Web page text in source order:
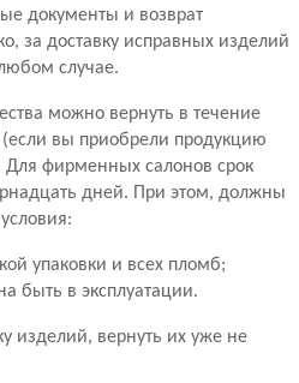
документы и возврат
за доставку исправных изделий
случае.
можно вернуть в течение
вы приобрели продукцию
Для фирменных салонов срок
дней. При этом, должны
упаковки и всех пломб;
быть в эксплуатации.
изделий, вернуть их уже не